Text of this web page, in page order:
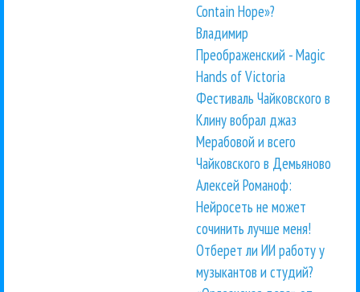
Contain Hope»?
Владимир
Преображенский - Magic
Hands of Victoria
Фестиваль Чайковского в
Клину вобрал джаз
Мерабовой и всего
Чайковского в Демьяново
Алексей Романоф:
Нейросеть не может
сочинить лучше меня!
Отберет ли ИИ работу у
музыкантов и студий?